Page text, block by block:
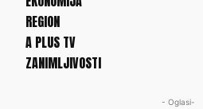
REGION
A PLUS TV
ZANIMLJIVOSTI
- Oglasi-